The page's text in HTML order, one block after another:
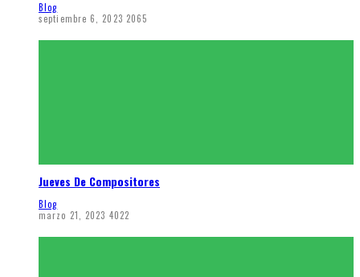
Blog
septiembre 6, 2023 2065
Jueves De Compositores
Blog
marzo 21, 2023 4022